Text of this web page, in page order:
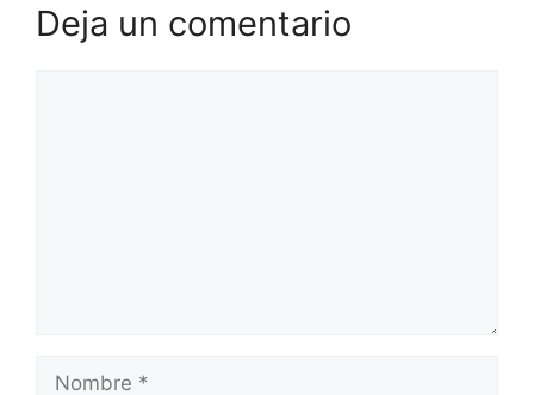
Deja un comentario